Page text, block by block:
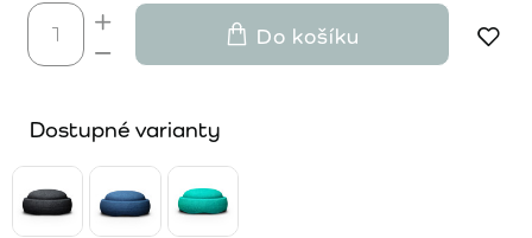
Do košíku
Dostupné varianty